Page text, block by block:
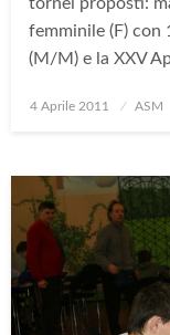
femminile (F) con
(M/M) e la XXV
Posted
4 Aprile 2011 ASM